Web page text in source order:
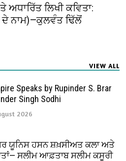
ਅਧਾਰਿੱਤ ਲਿਖੀ ਕਵਿਤਾ:
ਦੇ ਨਾਮ)—ਕੁਲਵੰਤ ਢਿੱਲੋਂ
VIEW ALL
Speaks by Rupinder S. Brar
Singh Sodhi
2026
ਯੂਨਿਸ ਹਸਨ ਸ਼ਖ਼ਸੀਅਤ ਕਲਾ ਅਤੇ
ਸਲੀਮ ਆਫ਼ਤਾਬ ਸਲੀਮ ਕਸੂਰੀ